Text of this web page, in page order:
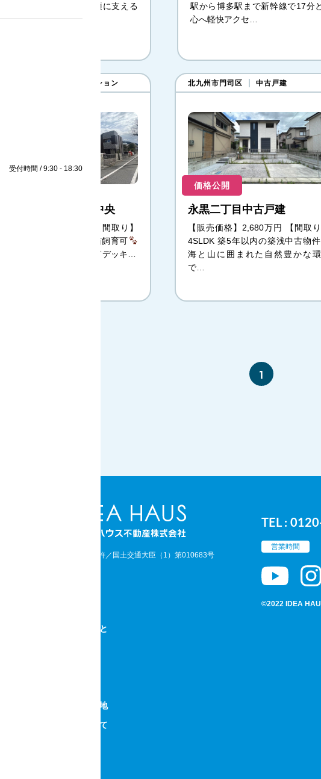
受付時間 / 9:30 - 18:30
施設が整った、毎日を快適に支える
駅から博多駅まで新幹線で17分
心へ軽快アクセ…
中古マンション
サンヴェルシア大里中央
【販売価格】2,490万円 【間取り】
】犬・猫飼育可
1Fウッドデッキ…
北九州市門司区 中古戸建
価格公開
永黒二丁目中古戸建
【販売価格】2,680万円 【間取
4SLDK 築5年以内の築浅中古物件
海と山に囲まれた自然豊かな
で…
1
宅地建物取引業免許／国土交通大臣（1）第010683号
TEL :
営業時間
©2022 IDEA
わたしたちにできること
戸建・マンション・土地
イデアシリーズについて